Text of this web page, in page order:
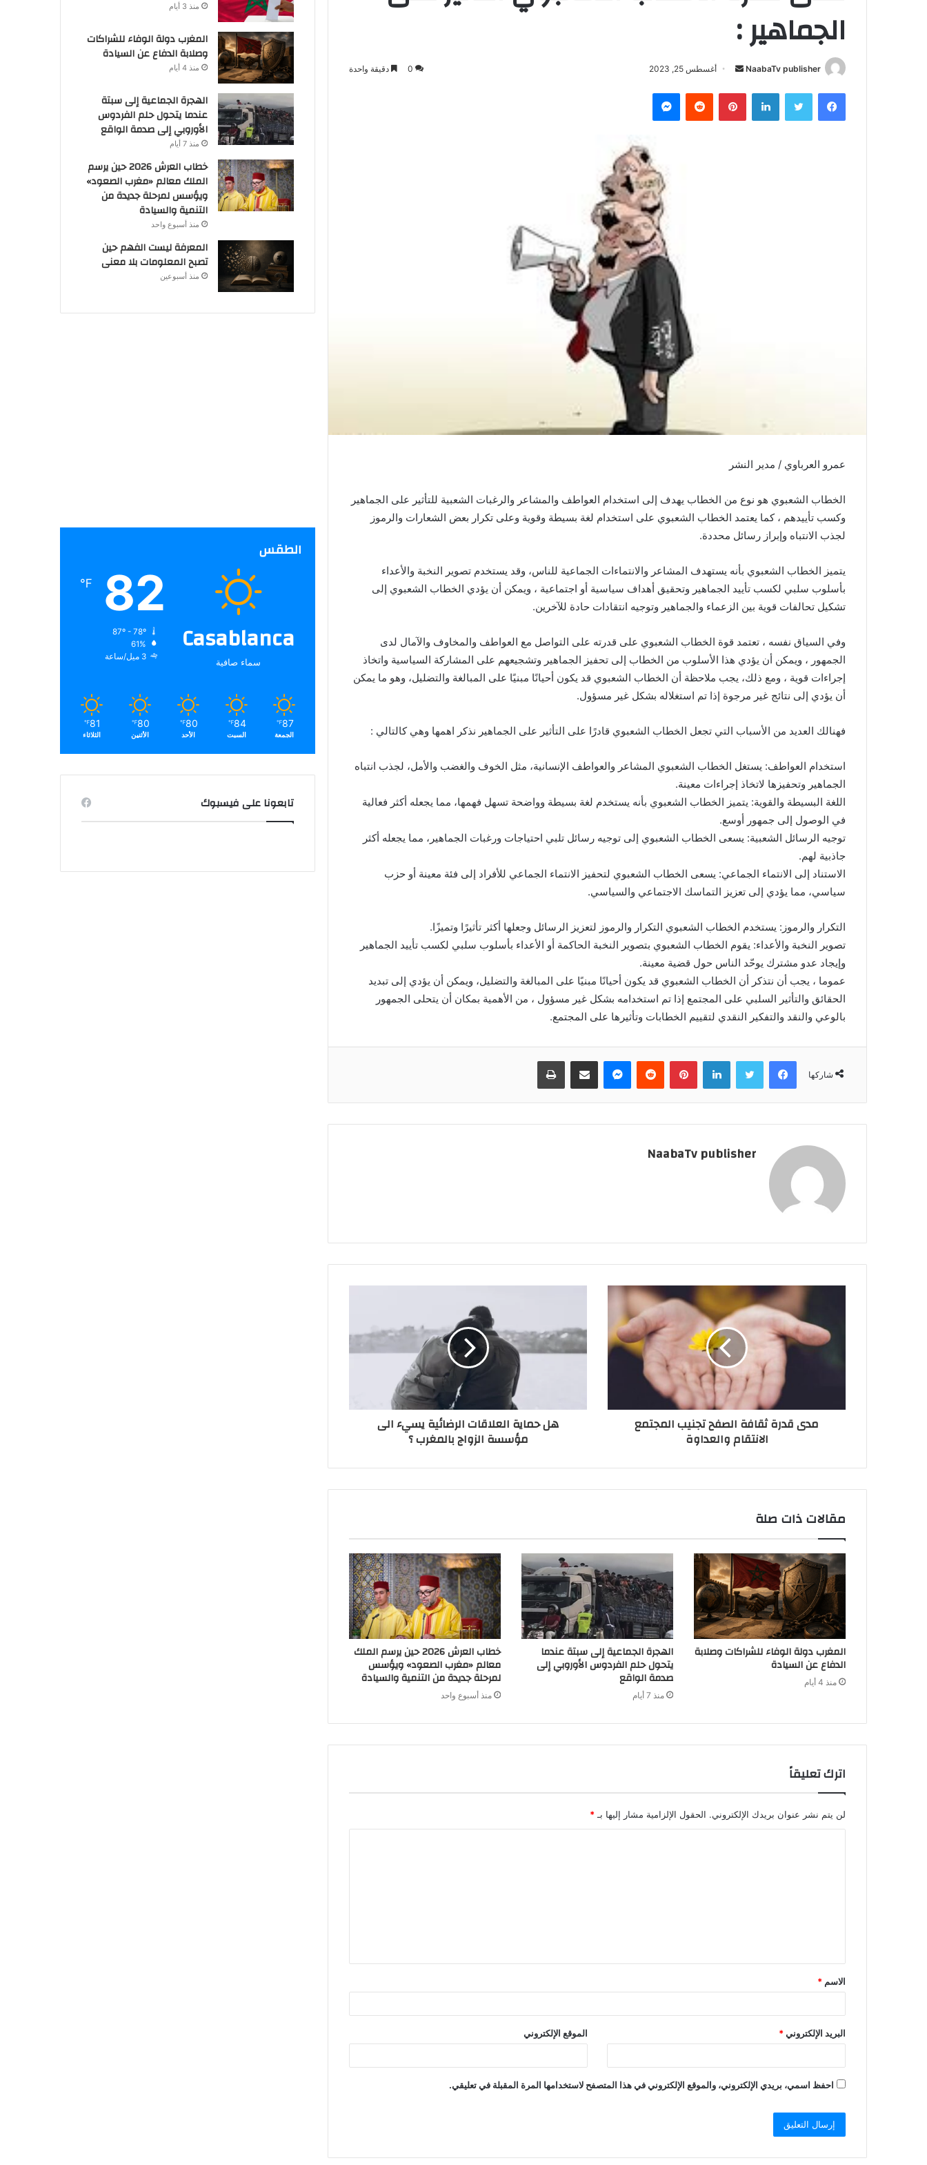
الجماهير :
NaabaTv publisher
س
أغسطس 25, 2023 0 دقيقة واحدة
فيسبوك لينكدإن بينتيريست
عمرو العرباوي / مدير النشر
الخطاب الشعبوي هو نوع من الخطاب يهدف إلى استخدام العواطف والمشاعر والرغبات الشعبية للتأثير على الجماهير
وكسب تأييدهم ، كما يعتمد الخطاب الشعبوي على استخدام لغة بسيطة وقوية وعلى تكرار بعض الشعارات والرموز
لجذب الانتباه وإبراز رسائل محددة.
يتميز الخطاب الشعبوي بأنه يستهدف المشاعر والانتماءات الجماعية للناس، وقد يستخدم تصوير النخبة والأعداء
بأسلوب سلبي لكسب تأييد الجماهير وتحقيق أهداف سياسية أو اجتماعية ، ويمكن أن يؤدي الخطاب الشعبوي إلى
تشكيل تحالفات قوية بين الزعماء والجماهير وتوجيه انتقادات حادة للآخرين.
وفي السياق نفسه ، تعتمد قوة الخطاب الشعبوي على قدرته على التواصل مع العواطف والمخاوف والآمال لدى
الجمهور ، ويمكن أن يؤدي هذا الأسلوب من الخطاب إلى تحفيز الجماهير وتشجيعهم على المشاركة السياسية واتخاذ
إجراءات قوية ، ومع ذلك، يجب ملاحظة أن الخطاب الشعبوي قد يكون أحيانًا مبنيًا على المبالغة والتضليل، وهو ما يمكن
أن يؤدي إلى نتائج غير مرجوة إذا تم استغلاله بشكل غير مسؤول.
فهنالك العديد من الأسباب التي تجعل الخطاب الشعبوي قادرًا على التأثير على الجماهير نذكر اهمها وهي كالتالي :
استخدام العواطف: يستغل الخطاب الشعبوي المشاعر والعواطف الإنسانية، مثل الخوف والغضب والأمل، لجذب انتباه
الجماهير وتحفيزها لاتخاذ إجراءات معينة.
اللغة البسيطة والقوية: يتميز الخطاب الشعبوي بأنه يستخدم لغة بسيطة وواضحة تسهل فهمها، مما يجعله أكثر فعالية
في الوصول إلى جمهور أوسع.
توجيه الرسائل الشعبية: يسعى الخطاب الشعبوي إلى توجيه رسائل تلبي احتياجات ورغبات الجماهير، مما يجعله أكثر
جاذبية لهم.
الاستناد إلى الانتماء الجماعي: يسعى الخطاب الشعبوي لتحفيز الانتماء الجماعي للأفراد إلى فئة معينة أو حزب
سياسي، مما يؤدي إلى تعزيز التماسك الاجتماعي والسياسي.
التكرار والرموز: يستخدم الخطاب الشعبوي التكرار والرموز لتعزيز الرسائل وجعلها أكثر تأثيرًا وتميزًا.
تصوير النخبة والأعداء: يقوم الخطاب الشعبوي بتصوير النخبة الحاكمة أو الأعداء بأسلوب سلبي لكسب تأييد الجماهير
وإيجاد عدو مشترك يوحّد الناس حول قضية معينة.
عموما ، يجب أن نتذكر أن الخطاب الشعبوي قد يكون أحيانًا مبنيًا على المبالغة والتضليل، ويمكن أن يؤدي إلى تبديد
الحقائق والتأثير السلبي على المجتمع إذا تم استخدامه بشكل غير مسؤول ، من الأهمية بمكان أن يتحلى الجمهور
بالوعي والنقد والتفكير النقدي لتقييم الخطابات وتأثيرها على المجتمع.
شاركها
فيسبوك لينكدإن بينتيريست
NaabaTv publisher
مدى قدرة ثقافة الصفح تجنيب المجتمع
الانتقام والعداوة
هل حماية العلاقات الرضائية يسيء الى
مؤسسة الزواج بالمغرب ؟
مقالات ذات صلة
المغرب دولة الوفاء للشراكات وصلابة
الدفاع عن السيادة
منذ 4 أيام
الهجرة الجماعية إلى سبتة عندما
يتحول حلم الفردوس الأوروبي إلى
صدمة الواقع
منذ 7 أيام
خطاب العرش 2026 حين يرسم الملك
معالم «مغرب الصعود» ويؤسس
لمرحلة جديدة من التنمية والسيادة
منذ أسبوع واحد
اترك تعليقاً
لن يتم نشر عنوان بريدك الإلكتروني. الحقول الإلزامية مشار إليها بـ *
الاسم *
البريد الإلكتروني* الموقع الإلكتروني
احفظ اسمي، بريدي الإلكتروني، والموقع الإلكتروني في هذا المتصفح لاستخدامها المرة المقبلة في تعليقي.
منذ 3 أيام
المغرب دولة الوفاء للشراكات
وصلابة الدفاع عن السيادة
منذ 4 أيام
الهجرة الجماعية إلى سبتة
عندما يتحول حلم الفردوس
الأوروبي إلى صدمة الواقع
منذ 7 أيام
خطاب العرش 2026 حين يرسم
الملك معالم «مغرب الصعود»
ويؤسس لمرحلة جديدة من
التنمية والسيادة
منذ أسبوع واحد
المعرفة ليست الفهم حين
تصبح المعلومات بلا معنى
منذ أسبوعين
الطقس
Casablanca
سماء صافية
82
℉
61%
3 ميل/ساعة
87
℉
الجمعة
84
℉
السبت
80
℉
الأحد
80
℉
الأثنين
81
℉
الثلاثاء
تابعونا على فيسبوك